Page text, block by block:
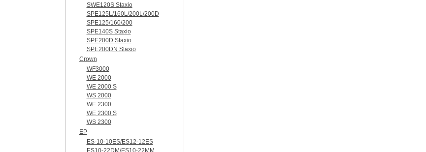
SWE120S Staxio
SPE125L/160L/200L/200D
SPE125/160/200
SPE140S Staxio
SPE200D Staxio
SPE200DN Staxio
Crown
WF3000
WE 2000
WE 2000 S
WS 2000
WE 2300
WE 2300 S
WS 2300
EP
ES-10-10ES/ES12-12ES
ES10-22DM/ES10-22MM